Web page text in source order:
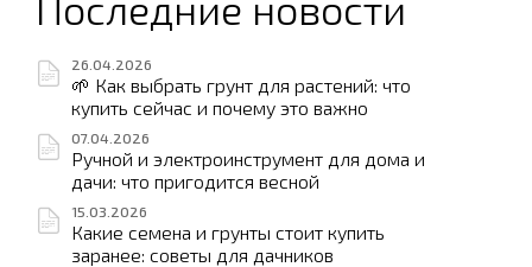
26.04.2026
🌱 Как выбрать грунт для растений: что
купить сейчас и почему это важно
07.04.2026
Ручной и электроинструмент для дома и
дачи: что пригодится весной
15.03.2026
Какие семена и грунты стоит купить
заранее: советы для дачников